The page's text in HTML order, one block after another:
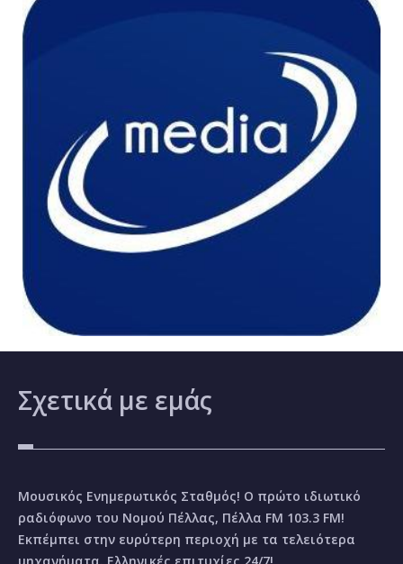
Σχετικά με εμάς
Μουσικός Ενημερωτικός Σταθμός! Ο πρώτο ιδιωτικό
ραδιόφωνο του Νομού Πέλλας, Πέλλα FM 103.3 FM!
Εκπέμπει στην ευρύτερη περιοχή με τα τελειότερα